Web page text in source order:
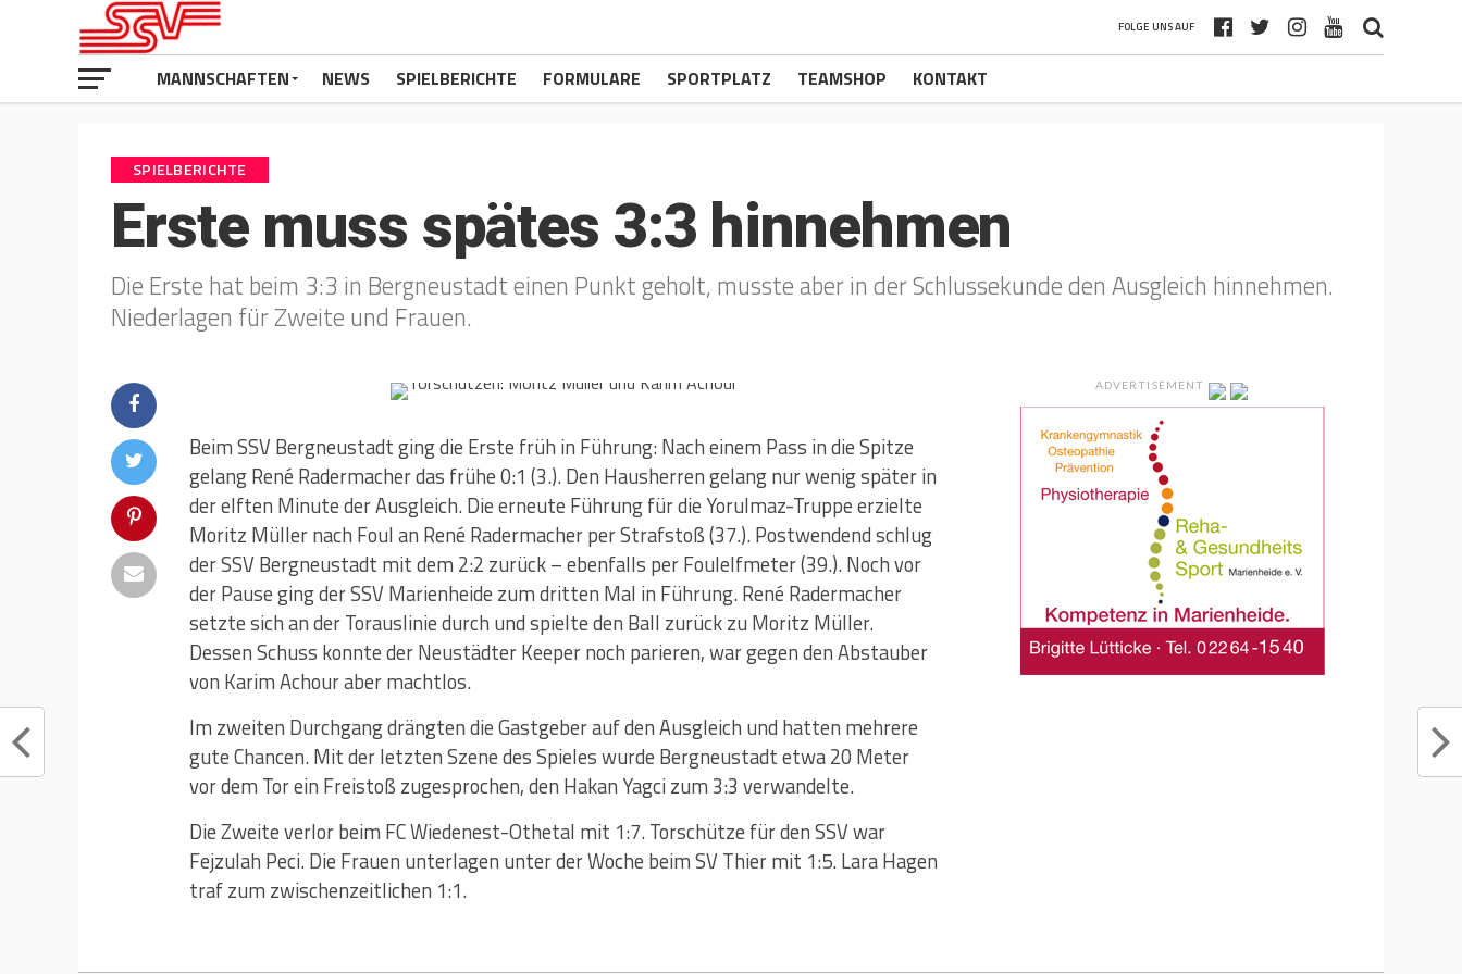
FOLGE UNS AUF
MANNSCHAFTEN NEWS SPIELBERICHTE FORMULARE SPORTPLATZ TEAMSHOP KONTAKT
SPIELBERICHTE
Erste muss spätes 3:3 hinnehmen
Die Erste hat beim 3:3 in Bergneustadt einen Punkt geholt, musste aber in der Schlussekunde den Ausgleich hinnehmen.
Niederlagen für Zweite und Frauen.
Beim SSV Bergneustadt ging die Erste früh in Führung: Nach einem Pass in die Spitze
gelang René Radermacher das frühe 0:1 (3.). Den Hausherren gelang nur wenig später in
der elften Minute der Ausgleich. Die erneute Führung für die Yorulmaz-Truppe erzielte
Moritz Müller nach Foul an René Radermacher per Strafstoß (37.). Postwendend schlug
der SSV Bergneustadt mit dem 2:2 zurück – ebenfalls per Foulelfmeter (39.). Noch vor
der Pause ging der SSV Marienheide zum dritten Mal in Führung. René Radermacher
setzte sich an der Torauslinie durch und spielte den Ball zurück zu Moritz Müller.
Dessen Schuss konnte der Neustädter Keeper noch parieren, war gegen den Abstauber
von Karim Achour aber machtlos.
Im zweiten Durchgang drängten die Gastgeber auf den Ausgleich und hatten mehrere
gute Chancen. Mit der letzten Szene des Spieles wurde Bergneustadt etwa 20 Meter
vor dem Tor ein Freistoß zugesprochen, den Hakan Yagci zum 3:3 verwandelte.
Die Zweite verlor beim FC Wiedenest-Othetal mit 1:7. Torschütze für den SSV war
Fejzulah Peci. Die Frauen unterlagen unter der Woche beim SV Thier mit 1:5. Lara Hagen
traf zum zwischenzeitlichen 1:1.
ADVERTISEMENT